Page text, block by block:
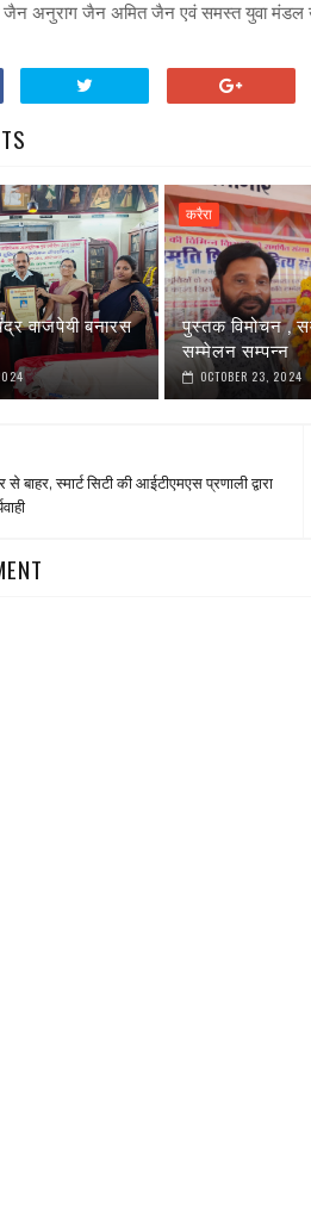
अनुराग जैन अमित जैन एवं समस्त युवा मंडल
वाजपेयी बनारस
करैरा
पुस्तक विमोचन ,
सम्मेलन सम्पन्न
OCTOBER 23, 2024
बाहर, स्मार्ट सिटी की आईटीएमएस प्रणाली द्वारा